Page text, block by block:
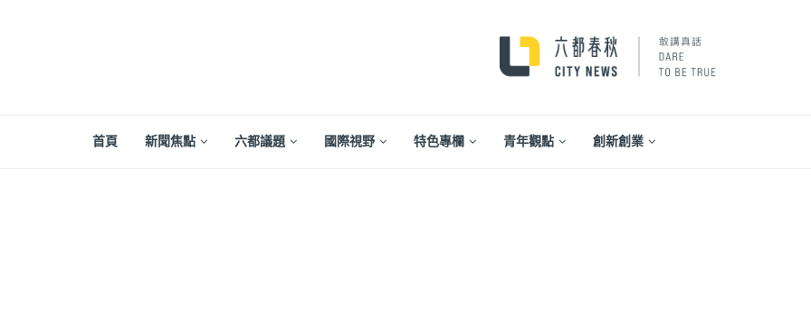
首頁 新聞焦點 六都議題 國際視野 特色專欄 青年觀點 創新創業